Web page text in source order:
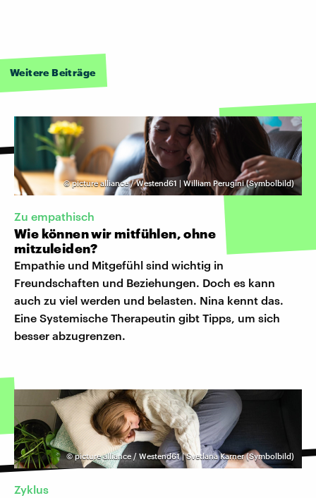
Weitere Beiträge
©picture alliance / Westend61 | William Perugini (Symbolbild)
Zu empathisch
Wie können wir mitfühlen, ohne
mitzuleiden?
Empathie und Mitgefühl sind wichtig in
Freundschaften und Beziehungen. Doch es kann
auch zu viel werden und belasten. Nina kennt das.
Eine Systemische Therapeutin gibt Tipps, um sich
besser abzugrenzen.
©picture alliance / Westend61 | Svetlana Karner (Symbolbild)
Zyklus